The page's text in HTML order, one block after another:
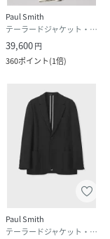
Paul Smith
テーラードジャケット・ブレザー
39,600円
360ポイント(1倍)
Paul Smith
テーラードジャケット・ブレザー